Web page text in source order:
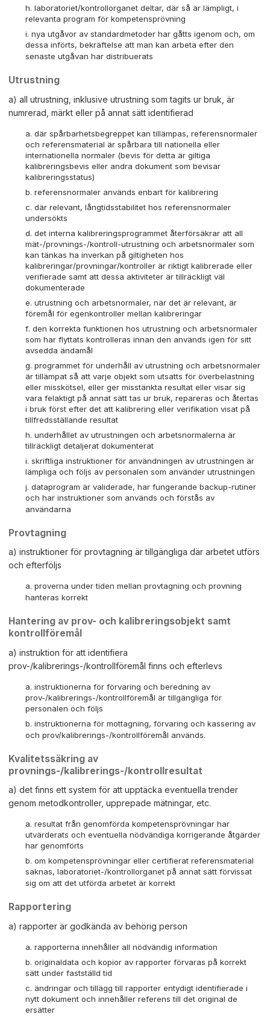
laboratoriet/kontrollorganet deltar, där så är lämpligt, i
relevanta program för kompetensprövning
nya utgåvor av standardmetoder har gåtts igenom och, om
dessa införts, bekräftelse att man kan arbeta efter den
senaste utgåvan har distribuerats
Utrustning
a) all utrustning, inklusive utrustning som tagits ur bruk, är
numrerad, märkt eller på annat sätt identifierad
där spårbarhetsbegreppet kan tillämpas, referensnormaler
och referensmaterial är spårbara till nationella eller
internationella normaler (bevis för detta är giltiga
kalibreringsbevis eller andra dokument som bevisar
kalibreringsstatus)
referensnormaler används enbart för kalibrering
där relevant, långtidsstabilitet hos referensnormaler
undersökts
det interna kalibreringsprogrammet återförsäkrar att all
mät-/provnings-/kontroll-utrustning och arbetsnormaler som
kan tänkas ha inverkan på giltigheten hos
kalibreringar/provningar/kontroller är riktigt kalibrerade eller
verifierade samt att dessa aktiviteter är tillräckligt väl
dokumenterade
utrustning och arbetsnormaler, när det är relevant, är
föremål för egenkontroller mellan kalibreringar
den korrekta funktionen hos utrustning och arbetsnormaler
som har flyttats kontrolleras innan den används igen för sitt
avsedda ändamål
programmet för underhåll av utrustning och arbetsnormaler
är tillämpat så att varje objekt som utsatts för överbelastning
eller misskötsel, eller ger misstänkta resultat eller visar sig
vara felaktigt på annat sätt tas ur bruk, repareras och återtas
i bruk först efter det att kalibrering eller verifikation visat på
tillfredsställande resultat
underhållet av utrustningen och arbetsnormalerna är
tillräckligt detaljerat dokumenterat
skriftliga instruktioner för användningen av utrustningen är
lämpliga och följs av personalen som använder utrustningen
dataprogram är validerade, har fungerande backup-rutiner
och har instruktioner som används och förstås av
användarna
Provtagning
a) instruktioner för provtagning är tillgängliga där arbetet utförs
och efterföljs
proverna under tiden mellan provtagning och provning
hanteras korrekt
Hantering av prov- och kalibreringsobjekt samt
kontrollföremål
a) instruktion för att identifiera
prov-/kalibrerings-/kontrollföremål finns och efterlevs
instruktionerna för förvaring och beredning av
prov-/kalibrerings-/kontrollföremål är tillgängliga för
personalen och följs
instruktionerna för mottagning, förvaring och kassering av
och prov/kalibrerings-/kontrollföremål används.
Kvalitetssäkring av
provnings-/kalibrerings-/kontrollresultat
a) det finns ett system för att upptäcka eventuella trender
genom metodkontroller, upprepade mätningar, etc.
resultat från genomförda kompetensprövningar har
utvärderats och eventuella nödvändiga korrigerande åtgärder
har genomförts
om kompetensprövningar eller certifierat referensmaterial
saknas, laboratoriet-/kontrollorganet på annat sätt förvissat
sig om att det utförda arbetet är korrekt
Rapportering
a) rapporter är godkända av behörig person
rapporterna innehåller all nödvändig information
originaldata och kopior av rapporter förvaras på korrekt
sätt under fastställd tid
ändringar och tillägg till rapporter entydigt identifierade i
nytt dokument och innehåller referens till det original de
ersätter